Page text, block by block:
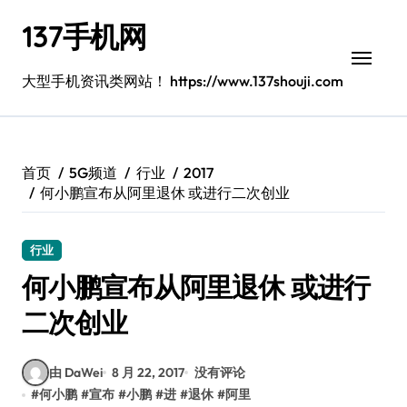
137手机网
大型手机资讯类网站！ https://www.137shouji.com
首页 5G频道 行业
2017
何小鹏宣布从阿里退休 或进行二次创业
行业
何小鹏宣布从阿里退休 或进行
二次创业
由 DaWei 8 月 22, 2017 没有评论
#何小鹏 #宣布 #小鹏 #进 #退休 #阿里